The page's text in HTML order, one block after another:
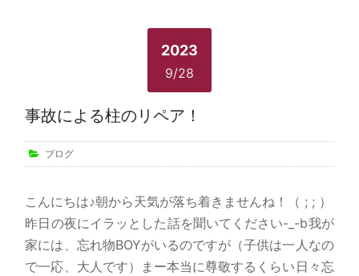
2023
9/28
事故による柱のリペア！
ブログ
こんにちは♪朝から天気が落ち着きませんね！（ ; ; ）
昨日の夜にイラッとした話を聞いてください-_-b我が
家には、忘れ物BOYがいるのですが（子供は一人なの
で一応、大人です）まー本当に尊敬するくらい日々忘